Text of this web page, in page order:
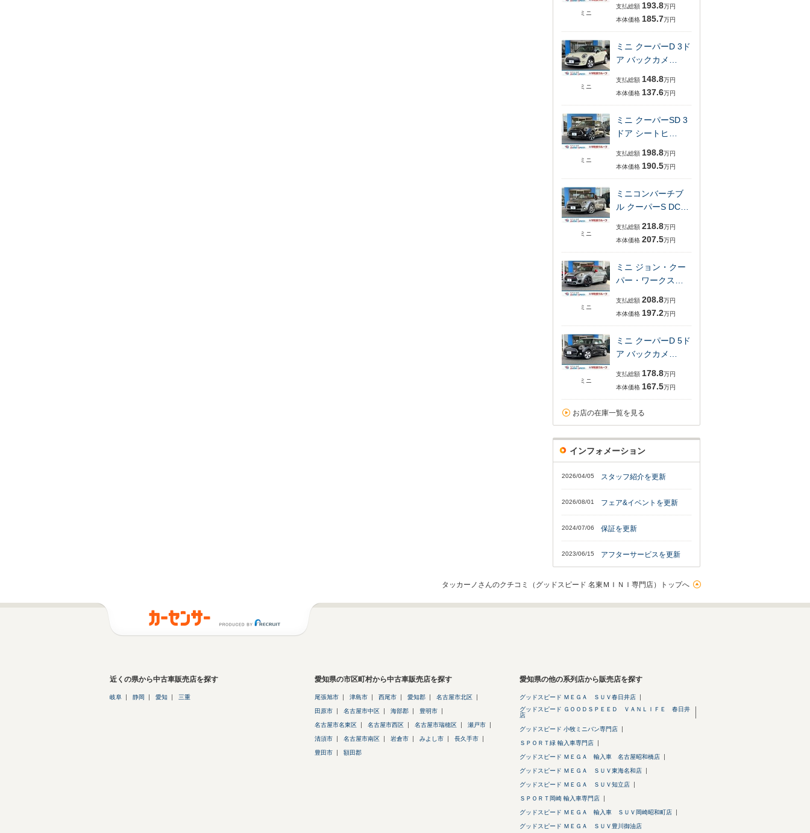
ミニ
支払総額 193.8万円
本体価格 185.7万円
ミニ
ミニ クーパーD 3ド
ア バックカメ…
支払総額 148.8万円
本体価格 137.6万円
ミニ
ミニ クーパーSD 3
ドア シートヒ…
支払総額 198.8万円
本体価格 190.5万円
ミニ
ミニコンバーチブ
ル クーパーS DC…
支払総額 218.8万円
本体価格 207.5万円
ミニ
ミニ ジョン・クー
パー・ワークス…
支払総額 208.8万円
本体価格 197.2万円
ミニ
ミニ クーパーD 5ド
ア バックカメ…
支払総額 178.8万円
本体価格 167.5万円
お店の在庫一覧を見る
インフォメーション
2026/04/05 スタッフ紹介を更新
2026/08/01 フェア&イベントを更新
2024/07/06 保証を更新
2023/06/15 アフターサービスを更新
タッカーノさんのクチコミ（グッドスピード 名東ＭＩＮＩ専門店）トップへ
近くの県から中古車販売店を探す
岐阜 静岡 愛知 三重
愛知県の市区町村から中古車販売店を探す
尾張旭市 津島市 西尾市 愛知郡 名古屋市北区
田原市 名古屋市中区 海部郡 豊明市
名古屋市名東区 名古屋市西区 名古屋市瑞穂区 瀬戸市
清須市 名古屋市南区 岩倉市 みよし市 長久手市
豊田市 額田郡
愛知県の他の系列店から販売店を探す
グッドスピード ＭＥＧＡ ＳＵＶ春日井店
グッドスピード ＧＯＯＤＳＰＥＥＤ ＶＡＮＬＩＦＥ 春日井
店
グッドスピード 小牧ミニバン専門店
ＳＰＯＲＴ緑 輸入車専門店
グッドスピード ＭＥＧＡ 輸入車 名古屋昭和橋店
グッドスピード ＭＥＧＡ ＳＵＶ東海名和店
グッドスピード ＭＥＧＡ ＳＵＶ知立店
ＳＰＯＲＴ岡崎 輸入車専門店
グッドスピード ＭＥＧＡ 輸入車 ＳＵＶ岡崎昭和町店
グッドスピード ＭＥＧＡ ＳＵＶ豊川御油店